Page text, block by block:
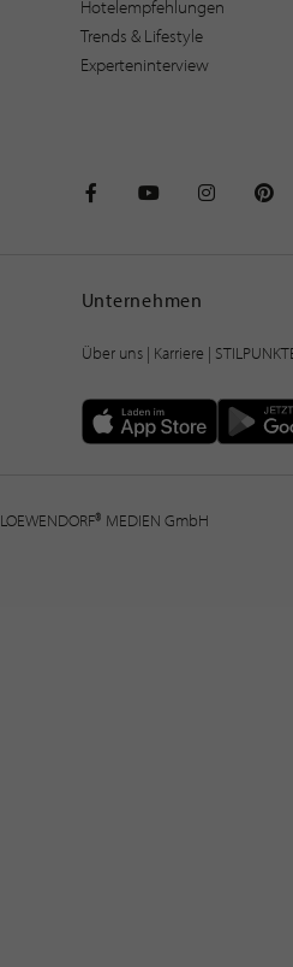
Hotelempfehlungen
Trends & Lifestyle
Experteninterview
Unternehmen
Über uns| Karriere |
LOEWENDORF® MEDIEN GmbH